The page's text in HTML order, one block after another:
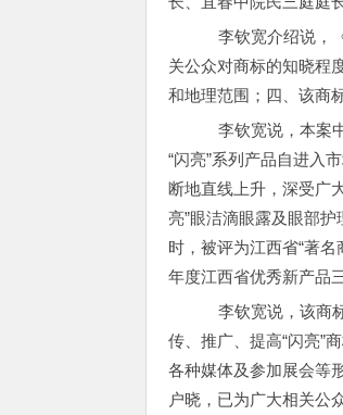
李钦宽介绍说，
关公众对商标的知晓程
和地理范围；四、该商
李钦宽说，本案
“闪亮”系列产品自进入
断地直线上升，深受广
亮”眼洁滴眼露及眼部
时，被评为江西省“著名
年度江西省优秀新产品
李钦宽说，该商
传、推广、提高“闪亮”
各种媒体及参加展会等
户晓，已为广大相关公